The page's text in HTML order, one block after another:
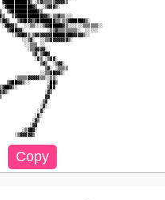
▒██▒ ▒ ▓█████████▓▒ ░▒▓▒▒▒▒▒▓▓▓▓▒
▓█░ ▓ ░▓██████████▓▒  ░▒▓▓▓▒░
░▓░ ▒▒  ▒▓██████████▓▒
░░ ░█▒   ▒▓██████████▓▓▒░▒▒▓▒▒░░░
▒█▓▒   ▒▓▓█▓▓▒▓██████▓▒▒░▒▒▓█████▓▒░
░▓█▓▓▒   ░░▒▒░░░▒▓▓█████▓▒░░░░░░▒▒▒▒▒▒░░
▒▓██▓▓░         ░▒▒▓▒▒▒▒▒▒▒▒░  ░░░░░
░▒▓▓█▓▒░▒▓▓▓▓▓▓▓█████▓██▓▓▓▓▒░░
░░▒▓░  ░░▒▒▓▓▓▓▓▓▓▒░
░░▒▒▒ ░░
░▒▒▓▓▓▓░
▒▓░▒▓█▓
░▓▒ ░▒▓▓░
▒▓▒  ░▒▓▓░
▒▓░ ░▒▒▒▒
░░▒▒▓█▓▓▒░
░▒▒▒▒▓▓▓▓▓▒▒░░▒▒░
▒▓██▓▓▒░░       ░██▒
░▒▓██▓▒░            ▒█▓
▒▓▓▓▓▓▒░              ░▓▒
░░░▒▒▒                 ▓▓
▒▓
░▓░
░▓░
░▓░
░▓▒
░▓▓
░▒▓█▓░